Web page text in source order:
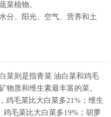
植物。
、阳光、空气、营养和土
菜则是指青菜 油白菜和鸡毛
物质和维生素最丰富的菜。
鸡毛菜比大白菜多21%；维生
鸡毛菜比大白菜多19%；胡萝